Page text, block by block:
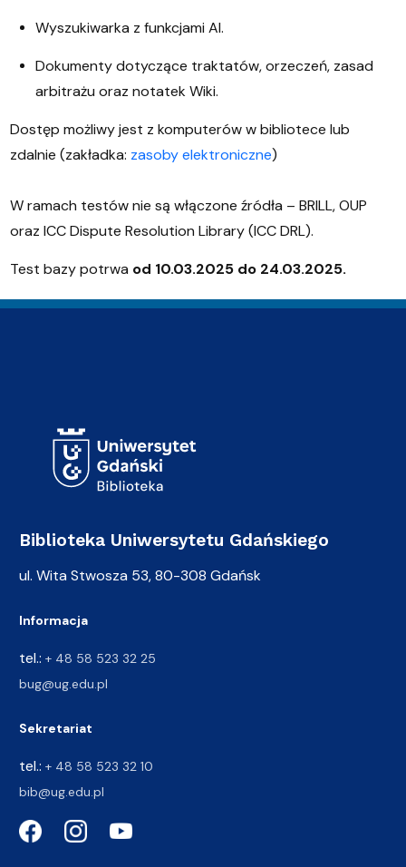
Wyszukiwarka z funkcjami AI.
Dokumenty dotyczące traktatów, orzeczeń, zasad
arbitrażu oraz notatek Wiki.
Dostęp możliwy jest z komputerów w bibliotece lub
zdalnie (zakładka: zasoby elektroniczne)
W ramach testów nie są włączone źródła – BRILL, OUP
oraz ICC Dispute Resolution Library (ICC DRL).
Test bazy potrwa od 10.03.2025 do 24.03.2025.
Biblioteka Uniwersytetu Gdańskiego
ul. Wita Stwosza 53, 80-308 Gdańsk
Informacja
tel.: + 48 58 523 32 25
bug@ug.edu.pl
Sekretariat
tel.: + 48 58 523 32 10
bib@ug.edu.pl